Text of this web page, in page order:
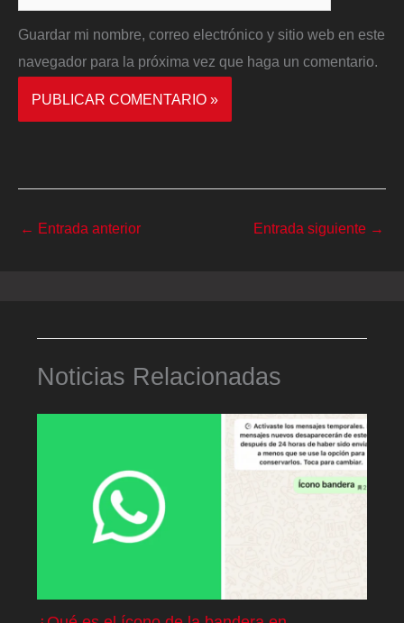
Guardar mi nombre, correo electrónico y sitio web en este
navegador para la próxima vez que haga un comentario.
← Entrada anterior Entrada siguiente →
Noticias Relacionadas